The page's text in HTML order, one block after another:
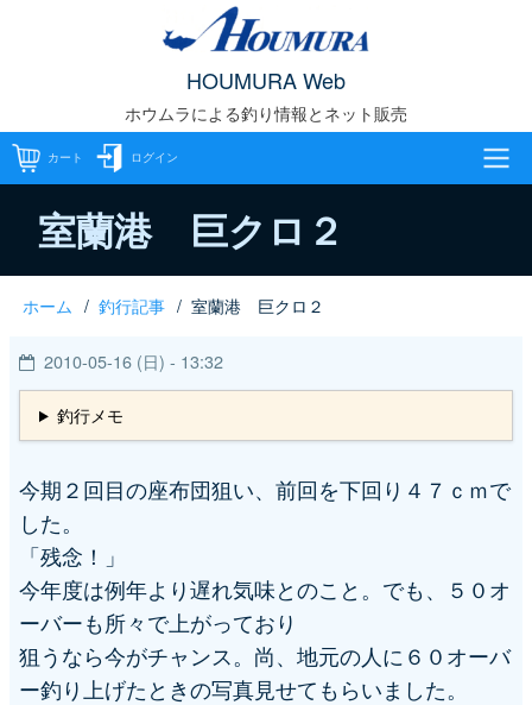
ン
テ
に
HOUMURA Web
ホウムラによる釣り情報とネット販売
カート ログイン
イ
ン
ナ
ゲ
ー
シ
ョ
ン
室蘭港 巨クロ２
パ
ン
ず
ホーム 釣行記事 室蘭港 巨クロ２
2010-05-16 (日) - 13:32
釣行メモ
今期２回目の座布団狙い、前回を下回り４７ｃｍで
した。
「残念！」
今年度は例年より遅れ気味とのこと。でも、５０オ
ーバーも所々で上がっており
狙うなら今がチャンス。尚、地元の人に６０オーバ
ー釣り上げたときの写真見せてもらいました。